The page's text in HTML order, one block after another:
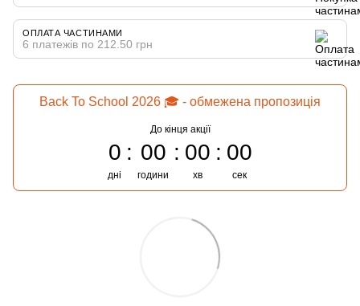
ОПЛАТА ЧАСТИНАМИ
6 платежів по 212.50 грн
Back To School 2026 🎓 - обмежена пропозиція
До кінця акції
0
дні
00
години
00
хв
00
сек